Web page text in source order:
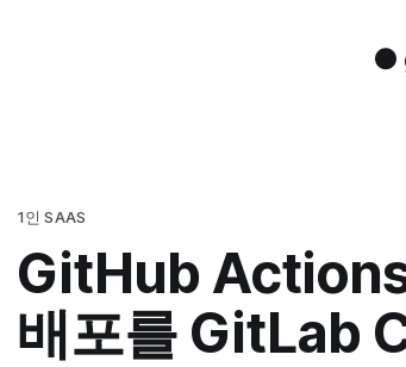
●
1인 SAAS
GitHub
배포를 GitLab